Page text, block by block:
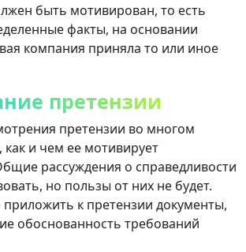
быть мотивирован, то есть
факты, на основании
компания приняла то или иное
претензии
претензии во многом
как и чем ее мотивирует
рассуждения о справедливости
но пользы от них не будет.
приложить к претензии документы,
обоснованность требований